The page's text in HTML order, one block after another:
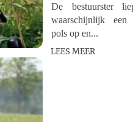
De bestuurster
waarschijnlijk een
pols op en...
LEES MEER